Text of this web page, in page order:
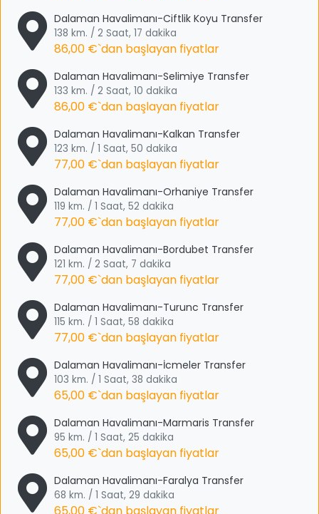
Dalaman Havalimanı-Ciftlik Koyu Transfer
138 km. / 2 Saat, 17 dakika
86,00 €`dan başlayan fiyatlar
Dalaman Havalimanı-Selimiye Transfer
133 km. / 2 Saat, 10 dakika
86,00 €`dan başlayan fiyatlar
Dalaman Havalimanı-Kalkan Transfer
123 km. / 1 Saat, 50 dakika
77,00 €`dan başlayan fiyatlar
Dalaman Havalimanı-Orhaniye Transfer
119 km. / 1 Saat, 52 dakika
77,00 €`dan başlayan fiyatlar
Dalaman Havalimanı-Bordubet Transfer
121 km. / 2 Saat, 7 dakika
77,00 €`dan başlayan fiyatlar
Dalaman Havalimanı-Turunc Transfer
115 km. / 1 Saat, 58 dakika
77,00 €`dan başlayan fiyatlar
Dalaman Havalimanı-İcmeler Transfer
103 km. / 1 Saat, 38 dakika
65,00 €`dan başlayan fiyatlar
Dalaman Havalimanı-Marmaris Transfer
95 km. / 1 Saat, 25 dakika
65,00 €`dan başlayan fiyatlar
Dalaman Havalimanı-Faralya Transfer
68 km. / 1 Saat, 29 dakika